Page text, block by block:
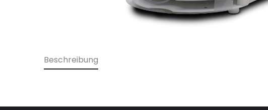
Beschreibung